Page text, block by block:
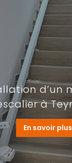
d’un
à
En savoir plus